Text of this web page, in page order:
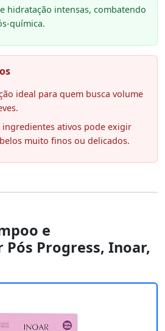
hidratação intensas, combatendo
química.
ideal para quem busca volume
ingredientes ativos pode exigir
muito finos ou delicados.
e
Pós Progress, Inoar,